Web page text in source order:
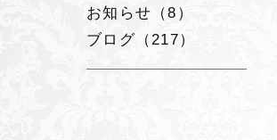
お知らせ（8）
ブログ（217）